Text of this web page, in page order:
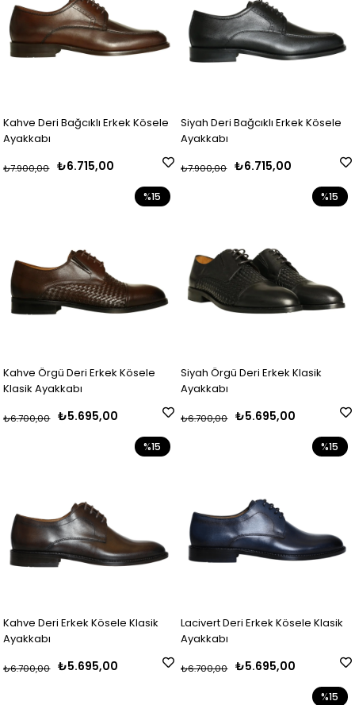
Kahve Deri Bağcıklı Erkek Kösele
Ayakkabı
₺6.715,00
₺7.900,00
Siyah Deri Bağcıklı Erkek Kösele
Ayakkabı
₺6.715,00
₺7.900,00
Kahve Örgü Deri Erkek Kösele
Klasik Ayakkabı
₺5.695,00
₺6.700,00
%15
Siyah Örgü Deri Erkek Klasik
Ayakkabı
₺5.695,00
₺6.700,00
%15
Kahve Deri Erkek Kösele Klasik
Ayakkabı
₺5.695,00
₺6.700,00
%15
Lacivert Deri Erkek Kösele Klasik
Ayakkabı
₺5.695,00
₺6.700,00
%15
%15